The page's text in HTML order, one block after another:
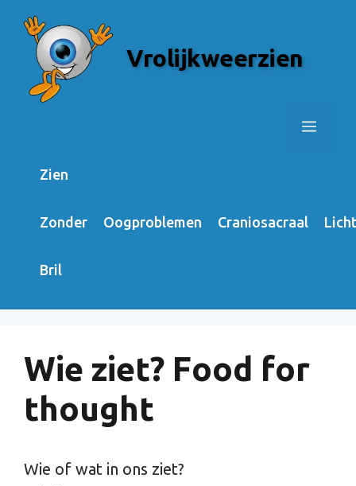
content
Vrolijkweerzien
Menu
Zien
Zonder
Bril
Oogproblemen Craniosacraal Licht
Wie ziet? Food for
thought
Wie of wat in ons ziet?